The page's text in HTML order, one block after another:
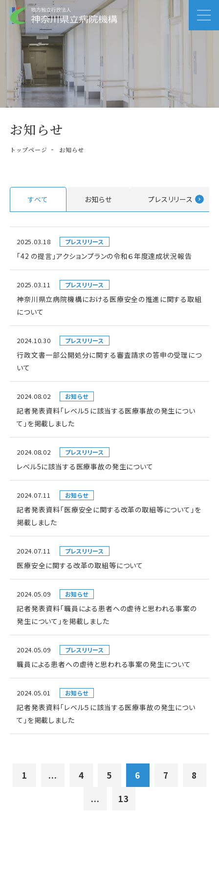
お知らせ
トップページ お知らせ
すべて お知らせ プレスリリース
2025.03.18 プレスリリース
「42 の提言」アクションプランの令和６年度達成状況報告
2025.03.11 プレスリリース
神奈川県立病院機構における医療安全の推進に関する取組
について
2024.10.30 プレスリリース
行政文書一部公開処分に関する審査請求の答申の受理につ
いて
2024.08.02 お知らせ
記者発表資料「レベル５に該当する医療事故の発生につい
て」を掲載しました
2024.08.02 プレスリリース
レベル5に該当する医療事故の発生について
2024.07.11 お知らせ
記者発表資料「医療安全に関する改革の取組等について」を
掲載しました
2024.07.11 プレスリリース
医療安全に関する改革の取組等について
2024.05.09 お知らせ
記者発表資料「職員による患者への虐待と思われる事案の
発生について」を掲載しました
2024.05.09 プレスリリース
職員による患者への虐待と思われる事案の発生について
2024.05.01 お知らせ
記者発表資料「レベル５に該当する医療事故の発生につい
て」を掲載しました
1 ... 4 5 6 7
8
...
13